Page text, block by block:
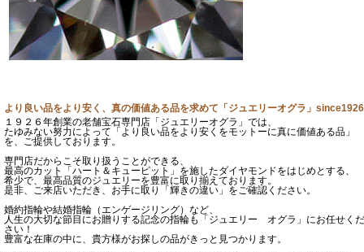
より良い品をより安く、真の価値ある品を求めて「ジュエリーオグラ」since1926
１９２６年創業の老舗宝石専門店「ジュエリーオグラ」では、
たゆみない努力によって「より良い品をより安くをモットーに真に価値ある品」
を、ご提供しております。
専門店だからこそ取り扱うことができる、
最高のカット「ハート＆キューピット」を施したダイヤモンドをはじめとする、
希少で、最高品質のジュエリーを豊富に取り揃えております。
是非、ご来店いただき、お手に取り「輝きの違い」をご確認ください。
婚約指輪や結婚指輪（エンゲージリング）など、
人生の大切な節目にお贈りする記念の指輪も「ジュエリー オグラ」にお任せくだ
さい！
豊富な在庫の中に、貴方様がお探しの品がきっと見つかります。